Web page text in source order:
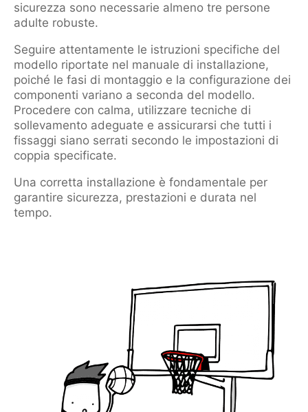
sicurezza sono necessarie almeno tre persone
adulte robuste.
Seguire attentamente le istruzioni specifiche del
modello riportate nel manuale di installazione,
poiché le fasi di montaggio e la configurazione dei
componenti variano a seconda del modello.
Procedere con calma, utilizzare tecniche di
sollevamento adeguate e assicurarsi che tutti i
fissaggi siano serrati secondo le impostazioni di
coppia specificate.
Una corretta installazione è fondamentale per
garantire sicurezza, prestazioni e durata nel
tempo.